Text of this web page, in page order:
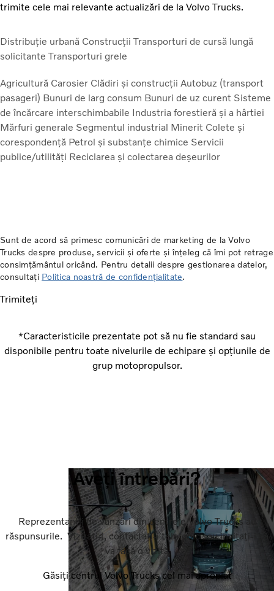
trimite cele mai relevante actualizări de la Volvo Trucks.
Distribuție urbană Construcții Transporturi de cursă lungă
solicitante Transporturi grele
Agricultură Carosier Clădiri și construcții Autobuz (transport
pasageri) Bunuri de larg consum Bunuri de uz curent Sisteme
de încărcare interschimbabile Industria forestieră și a hârtiei
Mărfuri generale Segmentul industrial Minerit Colete și
corespondență Petrol și substanțe chimice Servicii
publice/utilități Reciclarea și colectarea deșeurilor
Sunt de acord să primesc comunicări de marketing de la Volvo
Trucks despre produse, servicii și oferte și înțeleg că îmi pot retrage
consimțământul oricând. Pentru detalii despre gestionarea datelor,
consultați Politica noastră de confidențialitate.
Trimiteți
*Caracteristicile prezentate pot să nu fie standard sau
disponibile pentru toate nivelurile de echipare și opțiunile de
grup motopropulsor.
Aveți întrebări?
Reprezentanții de vânzări din centrele Volvo Trucks au
răspunsurile. Vizitați‑i, contactați‑i telefonic sau invitați‑i să
va facă o vizită
Găsiți centrul Volvo Trucks cel mai apropiat